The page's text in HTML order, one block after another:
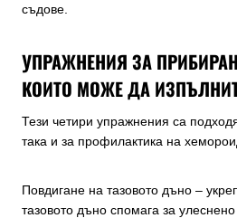
съдове.
УПРАЖНЕНИЯ ЗА
КОИТО МОЖЕ ДА
Тези четири упражнения са
така и за профилактика на
Повдигане на тазовото дъно –
тазовото дъно спомага за